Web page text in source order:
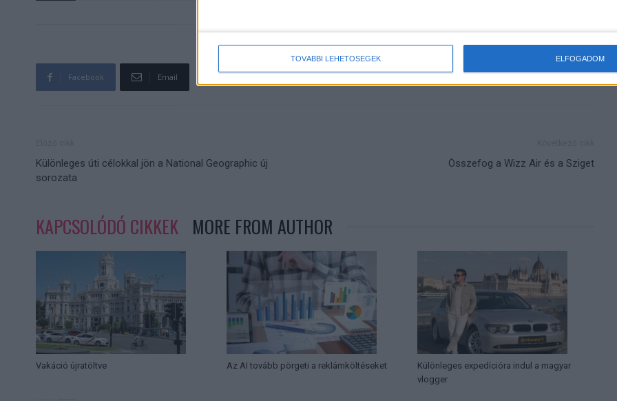
TOVÁBBI LEHETŐSÉGEK ELFOGADOM
Facebook Email
Különleges úti célokkal jön a National Geographic új
sorozata
Összefog a Wizz Air és a Sziget
KAPCSOLÓDÓ CIKKEK MORE FROM AUTHOR
Vakáció újratöltve Az AI tovább pörgeti a reklámköltéseket
Különleges expedícióra indul a magyar
vlogger